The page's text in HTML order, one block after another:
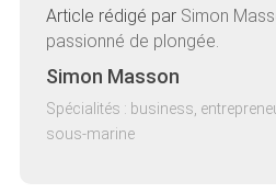
Article rédigé par Simon
passionné de plongée.
Simon Masson
Spécialités : business,
sous-marine